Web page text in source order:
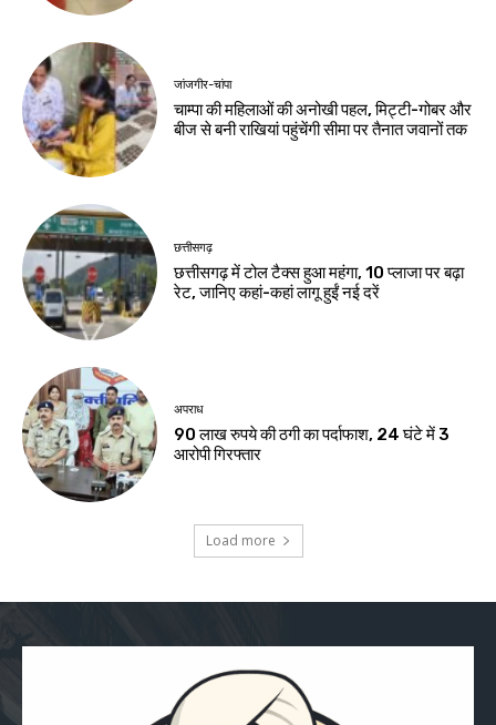
जांजगीर-चांपा
चाम्पा की महिलाओं की अनोखी पहल, मिट्टी-गोबर और
बीज से बनी राखियां पहुंचेंगी सीमा पर तैनात जवानों तक
छत्तीसगढ़
छत्तीसगढ़ में टोल टैक्स हुआ महंगा, 10 प्लाजा पर बढ़ा
रेट, जानिए कहां-कहां लागू हुईं नई दरें
अपराध
90 लाख रुपये की ठगी का पर्दाफाश, 24 घंटे में 3
आरोपी गिरफ्तार
Load more